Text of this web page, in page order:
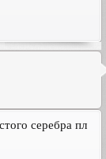
серебра пл